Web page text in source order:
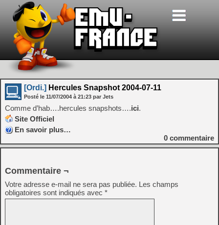
[Ordi.] Hercules Snapshot 2004-07-11
Posté le 11/07/2004 à 21:23 par Jets
Comme d’hab….hercules snapshots….ici.
Site Officiel
En savoir plus…
0 commentaire
Commentaire ¬
Votre adresse e-mail ne sera pas publiée. Les champs
obligatoires sont indiqués avec *